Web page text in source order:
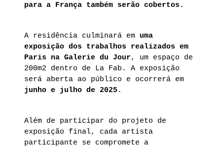
para a França também serão cobertos.
A residência culminará em uma
exposição dos trabalhos realizados em
Paris na Galerie du Jour, um espaço de
200m2 dentro de La Fab. A exposição
será aberta ao público e ocorrerá em
junho e julho de 2025.
Além de participar do projeto de
exposição final, cada artista
participante se compromete a